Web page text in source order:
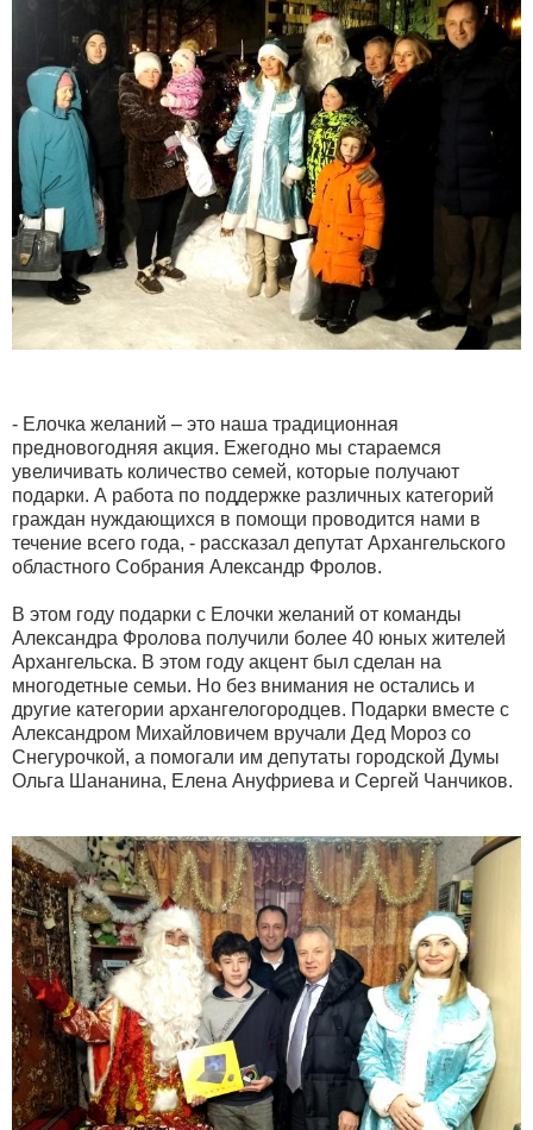
- Елочка желаний – это наша традиционная
предновогодняя акция. Ежегодно мы стараемся
увеличивать количество семей, которые получают
подарки. А работа по поддержке различных категорий
граждан нуждающихся в помощи проводится нами в
течение всего года, - рассказал депутат Архангельского
областного Собрания Александр Фролов.
В этом году подарки с Елочки желаний от команды
Александра Фролова получили более 40 юных жителей
Архангельска. В этом году акцент был сделан на
многодетные семьи. Но без внимания не остались и
другие категории архангелогородцев. Подарки вместе с
Александром Михайловичем вручали Дед Мороз со
Снегурочкой, а помогали им депутаты городской Думы
Ольга Шананина, Елена Ануфриева и Сергей Чанчиков.